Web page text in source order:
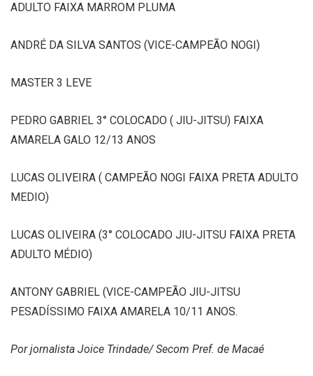
ADULTO FAIXA MARROM PLUMA
ANDRÉ DA SILVA SANTOS (VICE-CAMPEÃO NOGI)
MASTER 3 LEVE
PEDRO GABRIEL 3° COLOCADO ( JIU-JITSU) FAIXA
AMARELA GALO 12/13 ANOS
LUCAS OLIVEIRA ( CAMPEÃO NOGI FAIXA PRETA ADULTO
MEDIO)
LUCAS OLIVEIRA (3° COLOCADO JIU-JITSU FAIXA PRETA
ADULTO MÉDIO)
ANTONY GABRIEL (VICE-CAMPEÃO JIU-JITSU
PESADÍSSIMO FAIXA AMARELA 10/11 ANOS.
Por jornalista Joice Trindade/ Secom Pref. de Macaé